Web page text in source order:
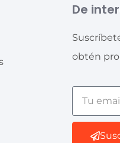
De
obtén